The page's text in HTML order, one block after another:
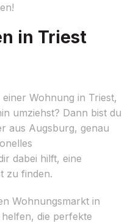
in Triest
Wohnung in Triest,
umziehst? Dann bist du
aus Augsburg, genau
dabei hilft, eine
zu finden.
Wohnungsmarkt in
die perfekte